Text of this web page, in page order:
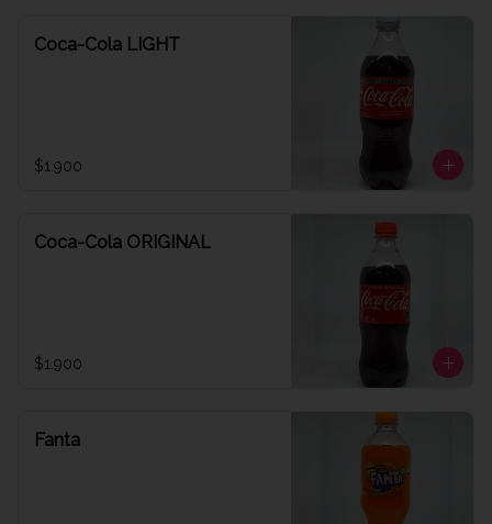
Coca-Cola LIGHT
$1.900
Coca-Cola ORIGINAL
$1.900
Fanta